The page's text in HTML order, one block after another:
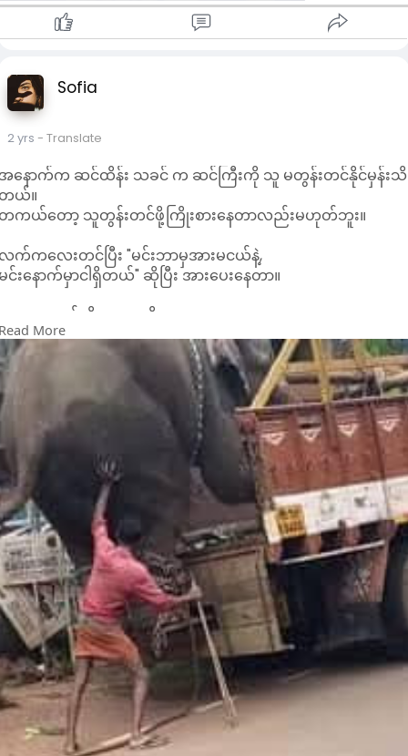
Sofia
2 yrs - Translate
နောက်က ဆင်ထိန်း သခင် က ဆင်ကြီးကို သူ မတွန်းတင်နိုင်မှန်းသိ
ယ်။
ကယ်တော့ သူတွန်းတင်ဖို့ကြိုးစားနေတာလည်းမဟုတ်ဘူး။
က်ကလေးတင်ပြီး "မင်းဘာမှအားမငယ်နဲ့,
င်းနောက်မှာငါရှိတယ်" ဆိုပြီး အားပေးနေတာ။
တယောက်ကိုအားပေးဖို့၊
နဲ့အတူရပ်တည်ဖို့က သူရင်ဆိုင်နေရတဲ့ပြဿနာကိုဖြေရှင်းနိုင်စွမ်း
မှရယ် မဟုတ်ဘူး
မင်းနဲ့အတူ ငါရှိတယ်"
တဲ့ခံစားချက်လေးဖန်တီးပေးနိုင်ရင်ပဲ
လောက်ပါပြီ။
More